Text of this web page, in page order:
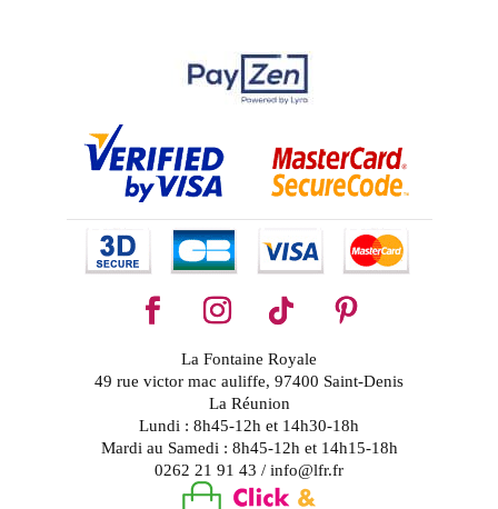
La Fontaine Royale
49 rue victor mac auliffe, 97400 Saint-Denis
La Réunion
Lundi : 8h45-12h et 14h30-18h
Mardi au Samedi : 8h45-12h et 14h15-18h
0262 21 91 43 / info@lfr.fr